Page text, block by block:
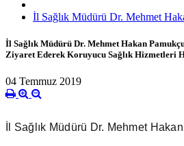
İl Sağlık Müdürü Dr. Mehmet
İl Sağlık Müdürü Dr. Mehmet Hakan
Ziyaret Ederek Koruyucu Sağlık Hizmetleri
04 Temmuz 2019
İl Sağlık Müdürü Dr. Mehmet